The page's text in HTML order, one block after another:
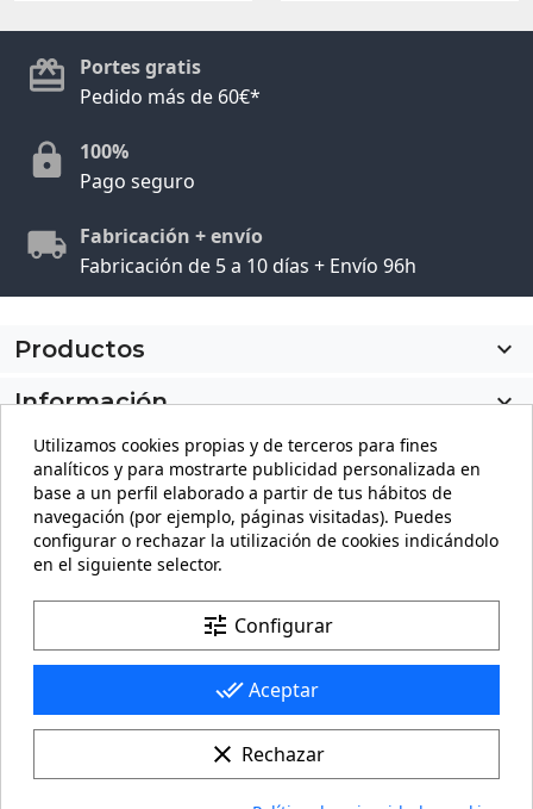
Portes gratis
Pedido más de 60€*
100%
Pago seguro
Fabricación + envío
Fabricación de 5 a 10 días + Envío 96h
Productos

Información

Mi cuenta
Información de la tienda
Facebook
Utilizamos cookies propias y de terceros para fines
analíticos y para mostrarte publicidad personalizada en
base a un perfil elaborado a partir de tus hábitos de
navegación (por ejemplo, páginas visitadas). Puedes
configurar o rechazar la utilización de cookies indicándolo
en el siguiente selector.
tune Configurar
done_all Aceptar
clear Rechazar